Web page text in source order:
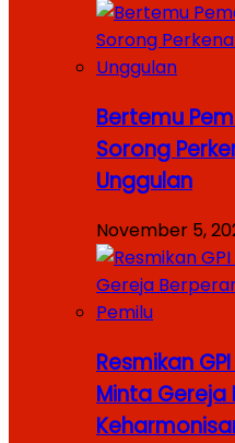
Bertemu
Sorong
Unggulan
November 5,
Resmikan
Minta